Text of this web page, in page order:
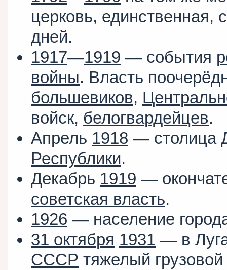
церковь,
дней.
1917—1919 — события
войны. Власть
большевиков,
войск, белогвардейцев.
Апрель 1918 — столица
Республики.
Декабрь 1919 —
советская власть.
1926 — население
31 октября 1931 — в
СССР тяжелый грузовой